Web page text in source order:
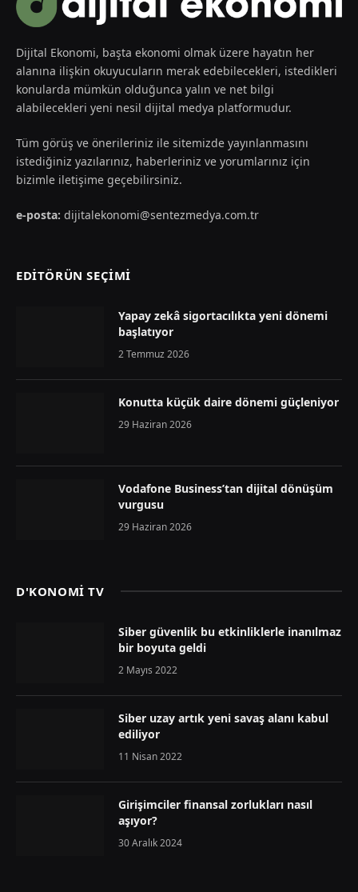
Dijital Ekonomi, başta ekonomi olmak üzere hayatın her
alanına ilişkin okuyucuların merak edebilecekleri, istedikleri
konularda mümkün olduğunca yalın ve net bilgi
alabilecekleri yeni nesil dijital medya platformudur.
Tüm görüş ve önerileriniz ile sitemizde yayınlanmasını
istediğiniz yazılarınız, haberleriniz ve yorumlarınız için
bizimle iletişime geçebilirsiniz.
e-posta: dijitalekonomi@sentezmedya.com.tr
EDİTÖRÜN SEÇİMİ
Yapay zekâ sigortacılıkta yeni dönemi
başlatıyor
2 Temmuz 2026
Konutta küçük daire dönemi güçleniyor
29 Haziran 2026
Vodafone Business’tan dijital dönüşüm
vurgusu
29 Haziran 2026
D'KONOMİ TV
Siber güvenlik bu etkinliklerle inanılmaz
bir boyuta geldi
2 Mayıs 2022
Siber uzay artık yeni savaş alanı kabul
ediliyor
11 Nisan 2022
Girişimciler finansal zorlukları nasıl
aşıyor?
30 Aralık 2024